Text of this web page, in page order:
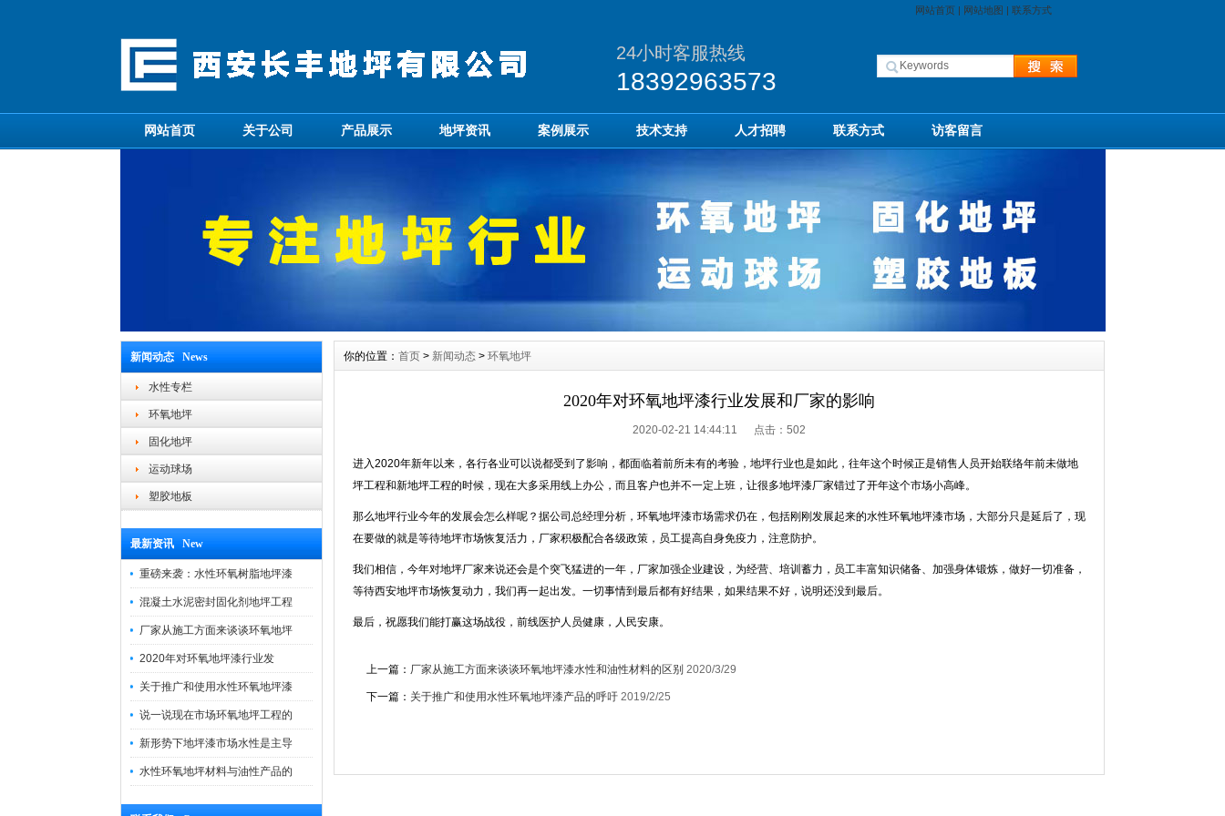
网站首页| 网站地图 | 联系方式
24小时客服热线
18392963573
网站首页 关于公司 产品展示 地坪资讯 案例展示 技术支持 人才招聘 联系方式 访客留言
新闻动态 News
水性专栏
环氧地坪
固化地坪
运动球场
塑胶地板
最新资讯 New
重磅来袭：水性环氧树脂地坪漆
混凝土水泥密封固化剂地坪工程
厂家从施工方面来谈谈环氧地坪
2020年对环氧地坪漆行业发
关于推广和使用水性环氧地坪漆
说一说现在市场环氧地坪工程的
新形势下地坪漆市场水性是主导
水性环氧地坪材料与油性产品的
你的位置： 首页 > 新闻动态 > 环氧地坪
2020年对环氧地坪漆行业发展和厂家的影响
2020-02-21 14:44:11 点击： 502
进入2020年新年以来，各行各业可以说都受到了影响，都面临着前所未有的考验，地坪行业也是如此，往年这个时候正是销售人员开始联络年前未做地
坪工程和新地坪工程的时候，现在大多采用线上办公，而且客户也并不一定上班，让很多地坪漆厂家错过了开年这个市场小高峰。
那么地坪行业今年的发展会怎么样呢？据公司总经理分析，环氧地坪漆市场需求仍在，包括刚刚发展起来的水性环氧地坪漆市场，大部分只是延后了，现
在要做的就是等待地坪市场恢复活力，厂家积极配合各级政策，员工提高自身免疫力，注意防护。
我们相信，今年对地坪厂家来说还会是个突飞猛进的一年，厂家加强企业建设，为经营、培训蓄力，员工丰富知识储备、加强身体锻炼，做好一切准备，
等待西安地坪市场恢复动力，我们再一起出发。一切事情到最后都有好结果，如果结果不好，说明还没到最后。
最后，祝愿我们能打赢这场战役，前线医护人员健康，人民安康。
上一篇： 厂家从施工方面来谈谈环氧地坪漆水性和油性材料的区别 2020/3/29
下一篇： 关于推广和使用水性环氧地坪漆产品的呼吁 2019/2/25